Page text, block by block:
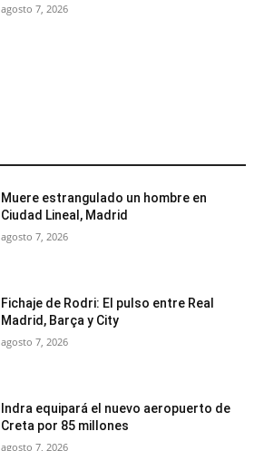
agosto 7, 2026
Muere estrangulado un hombre en
Ciudad Lineal, Madrid
agosto 7, 2026
Fichaje de Rodri: El pulso entre Real
Madrid, Barça y City
agosto 7, 2026
Indra equipará el nuevo aeropuerto de
Creta por 85 millones
agosto 7, 2026